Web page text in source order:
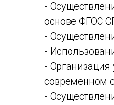
-
основе ФГОС
-
-
- Организация
современном
-